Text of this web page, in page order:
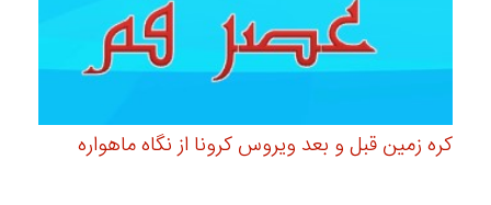
کره زمین قبل و‌ بعد ویروس کرونا از نگاه ماهواره